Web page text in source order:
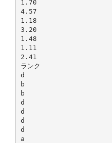
1.70
4.57
1.18
3.20
1.48
1.11
2.41
ランク
d
b
b
d
d
d
d
a